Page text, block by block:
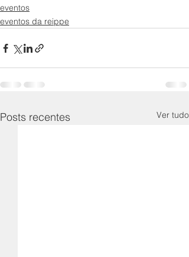
eventos
eventos da reippe
Posts recentes Ver tudo